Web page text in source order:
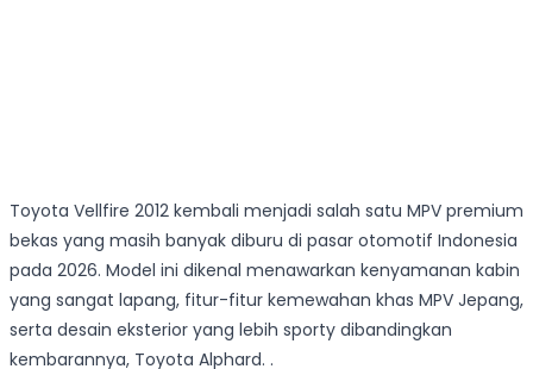
Toyota Vellfire 2012 kembali menjadi salah satu MPV premium
bekas yang masih banyak diburu di pasar otomotif Indonesia
pada 2026. Model ini dikenal menawarkan kenyamanan kabin
yang sangat lapang, fitur-fitur kemewahan khas MPV Jepang,
serta desain eksterior yang lebih sporty dibandingkan
kembarannya, Toyota Alphard. .